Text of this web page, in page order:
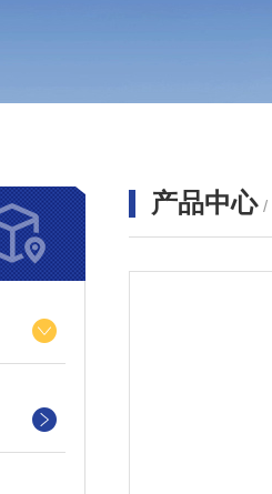
产品中心 /